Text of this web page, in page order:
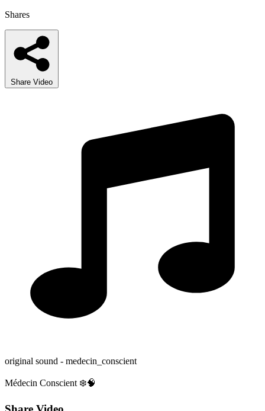
Shares
Share Video
original sound - medecin_conscient
Médecin Conscient ❄️🧠